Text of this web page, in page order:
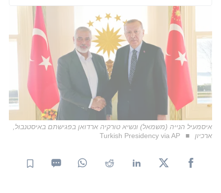
איסמעיל הנייה (משמאל) ונשיא טורקיה ארדואן בפגישתם באיסטנבול,
ארכיון
Turkish Presidency via AP